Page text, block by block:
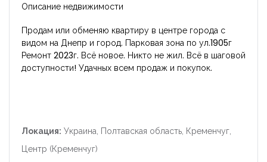
Описание недвижимости
Продам или обменяю квартиру в центре города с
видом на Днепр и город. Парковая зона по ул.1905г
Ремонт 2023г. Всё новое. Никто не жил. Всё в шаговой
доступности! Удачных всем продаж и покупок.
Локация: Украина, Полтавская область, Кременчуг,
Центр (Кременчуг)